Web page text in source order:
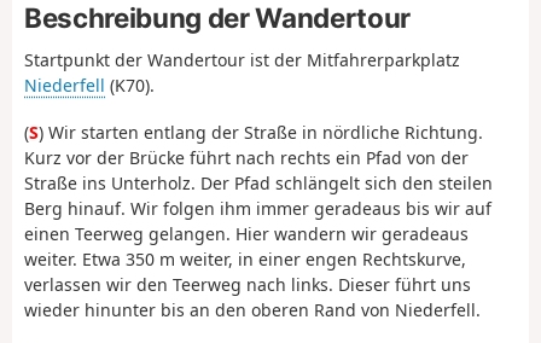
Beschreibung der Wandertour
Startpunkt der Wandertour ist der Mitfahrerparkplatz
Niederfell (K70).
(S) Wir starten entlang der Straße in nördliche Richtung.
Kurz vor der Brücke führt nach rechts ein Pfad von der
Straße ins Unterholz. Der Pfad schlängelt sich den steilen
Berg hinauf. Wir folgen ihm immer geradeaus bis wir auf
einen Teerweg gelangen. Hier wandern wir geradeaus
weiter. Etwa 350 m weiter, in einer engen Rechtskurve,
verlassen wir den Teerweg nach links. Dieser führt uns
wieder hinunter bis an den oberen Rand von Niederfell.